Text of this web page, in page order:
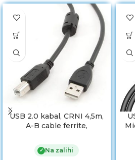
USB 2.0 kabal, CRNI 4,5m,
A-B cable ferrite,
AMBM-15
✓ Na zalihi